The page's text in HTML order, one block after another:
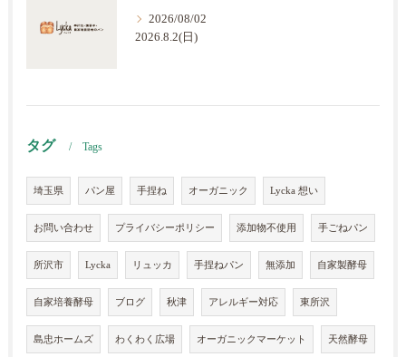
2026/08/02
2026.8.2(日)
タグ Tags
埼玉県 パン屋 手捏ね オーガニック Lycka 想い
お問い合わせ プライバシーポリシー 添加物不使用 手ごねパン
所沢市 Lycka リュッカ 手捏ねパン 無添加 自家製酵母
自家培養酵母 ブログ 秋津 アレルギー対応 東所沢
島忠ホームズ わくわく広場 オーガニックマーケット 天然酵母